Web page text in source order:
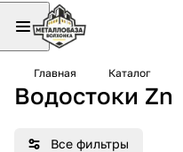
Главная Каталог
Водостоки Zn
Все фильтры